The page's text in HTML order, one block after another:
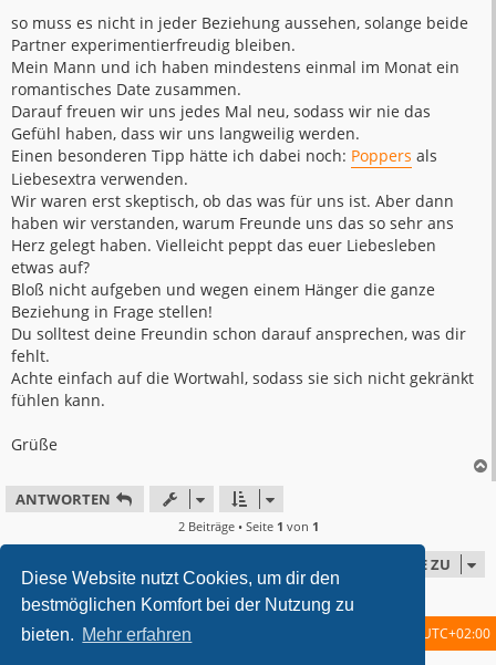
Diese Website nutzt Cookies, um dir den
bestmöglichen Komfort bei der Nutzung zu
bieten. Mehr erfahren
a
g
so muss es nicht in jeder Beziehung aussehen, solange beide
Partner experimentierfreudig bleiben.
Mein Mann und ich haben mindestens einmal im Monat ein
romantisches Date zusammen.
Darauf freuen wir uns jedes Mal neu, sodass wir nie das
Gefühl haben, dass wir uns langweilig werden.
Einen besonderen Tipp hätte ich dabei noch: Poppers als
Liebesextra verwenden.
Wir waren erst skeptisch, ob das was für uns ist. Aber dann
haben wir verstanden, warum Freunde uns das so sehr ans
Herz gelegt haben. Vielleicht peppt das euer Liebesleben
etwas auf?
Bloß nicht aufgeben und wegen einem Hänger die ganze
Beziehung in Frage stellen!
Du solltest deine Freundin schon darauf ansprechen, was dir
fehlt.
Achte einfach auf die Wortwahl, sodass sie sich nicht gekränkt
fühlen kann.
Grüße
ANTWORTEN
2 Beiträge • Seite 1 von 1
GEHE ZU
Startseite Foren-Übersicht UTC+02:00